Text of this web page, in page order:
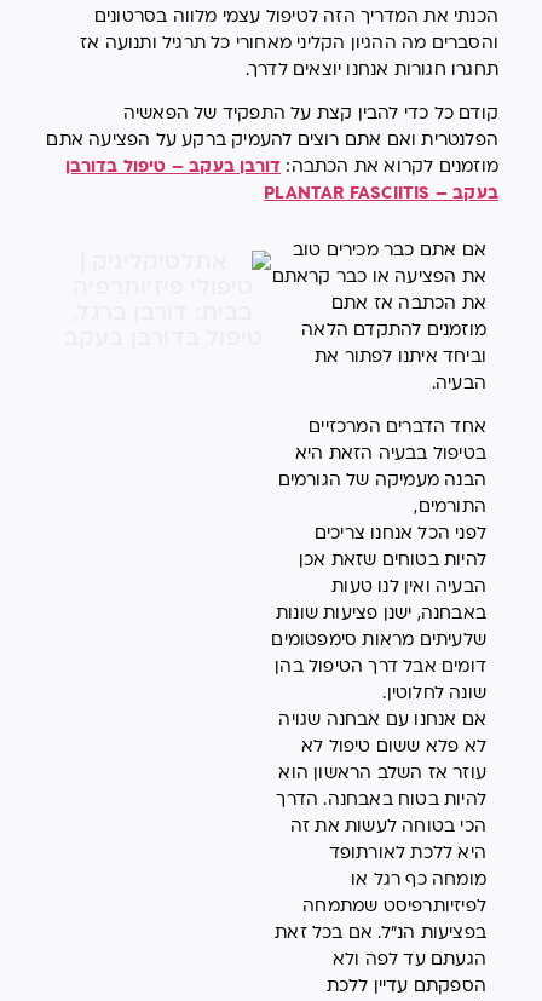
הכנתי את המדריך הזה לטיפול עצמי מלווה בסרטונים
והסברים מה ההגיון הקליני מאחורי כל תרגיל ותנועה אז
תחגרו חגורות אנחנו יוצאים לדרך.
קודם כל כדי להבין קצת על התפקיד של הפאשיה
הפלנטרית ואם אתם רוצים להעמיק ברקע על הפציעה אתם
מוזמנים לקרוא את הכתבה: דורבן בעקב – טיפול בדורבן
בעקב – PLANTAR FASCIITIS
אם אתם כבר מכירים טוב
את הפציעה או כבר קראתם
את הכתבה אז אתם
מוזמנים להתקדם הלאה
וביחד איתנו לפתור את
הבעיה.
אחד הדברים המרכזיים
בטיפול בבעיה הזאת היא
הבנה מעמיקה של הגורמים
התורמים,
לפני הכל אנחנו צריכים
להיות בטוחים שזאת אכן
הבעיה ואין לנו טעות
באבחנה, ישנן פציעות שונות
שלעיתים מראות סימפטומים
דומים אבל דרך הטיפול בהן
שונה לחלוטין.
אם אנחנו עם אבחנה שגויה
לא פלא ששום טיפול לא
עוזר אז השלב הראשון הוא
להיות בטוח באבחנה. הדרך
הכי בטוחה לעשות את זה
היא ללכת לאורתופד
מומחה כף רגל או
לפיזיותרפיסט שמתמחה
בפציעות הנ״ל. אם בכל זאת
הגעתם עד לפה ולא
הספקתם עדיין ללכת